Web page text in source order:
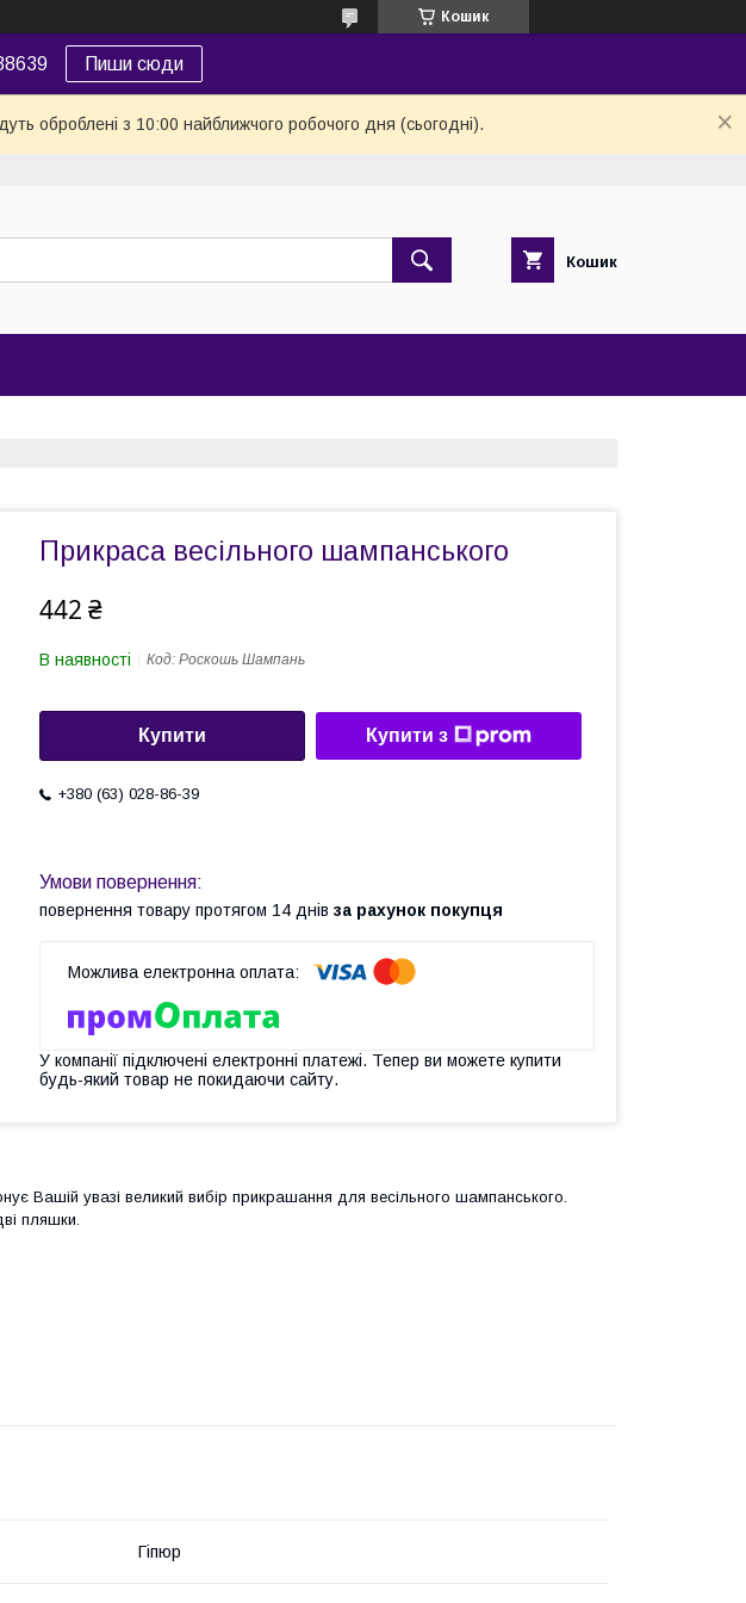
Кошик
Пиши сюди
оброблені з 10:00 найближчого робочого дня (сьогодні).
Кошик
Прикраса весільного шампанського
442 ₴
В наявності Код: Роскошь Шампань
Купити Купити з
+380 (63) 028-86-39
повернення товару протягом 14 днів за рахунок покупця
У компанії підключені електронні платежі. Тепер ви можете купити
будь-який товар не покидаючи сайту.
Вашій увазі великий вибір прикрашання для весільного шампанського.
пляшки.
Гіпюр